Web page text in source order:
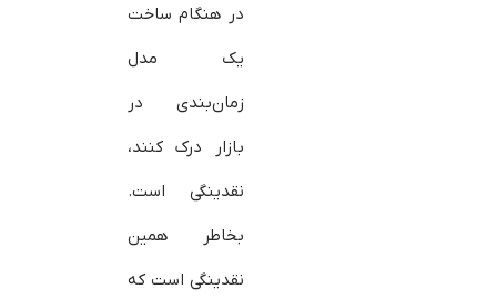
در هنگام ساخت
یک مدل
زمان‌بندی در
بازار درک کنند،
نقدینگی است.
بخاطر همین
نقدینگی است که